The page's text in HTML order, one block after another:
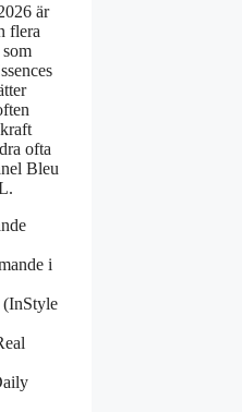
är
flera
ofta
Bleu
i
(InStyle